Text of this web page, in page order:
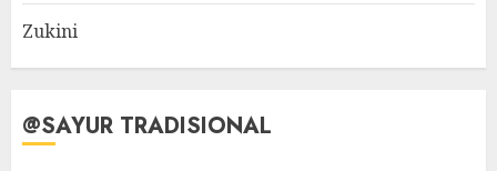
Zukini
@SAYUR TRADISIONAL